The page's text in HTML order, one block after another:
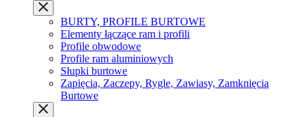
BURTY, PROFILE BURTOWE
Elementy łączące ram i profili
Profile obwodowe
Profile ram aluminiowych
Słupki burtowe
Zapięcia, Zaczepy, Rygle, Zawiasy, Zamknięcia
Burtowe